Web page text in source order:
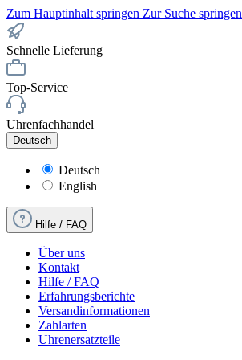
Zum Hauptinhalt springen Zur Suche springen
Schnelle Lieferung
Top-Service
Uhrenfachhandel
Deutsch
Deutsch
English
Hilfe / FAQ
Über uns
Kontakt
Hilfe / FAQ
Erfahrungsberichte
Versandinformationen
Zahlarten
Uhrenersatzteile